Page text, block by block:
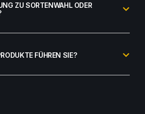
ZU SORTENWAHL ODER
FÜHREN SIE?